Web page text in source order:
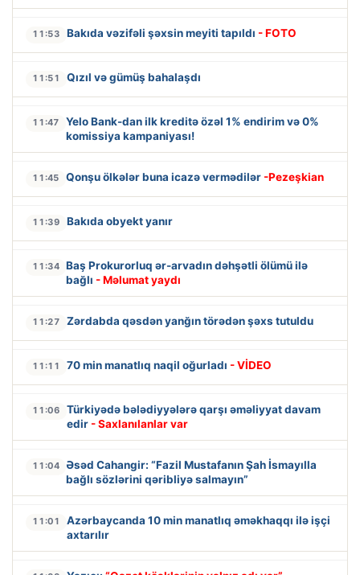
11:53 Bakıda vəzifəli şəxsin meyiti tapıldı - FOTO
11:51 Qızıl və gümüş bahalaşdı
11:47
Yelo Bank-dan ilk kreditə özəl 1% endirim və 0%
komissiya kampaniyası!
11:45 Qonşu ölkələr buna icazə vermədilər -Pezeşkian
11:39 Bakıda obyekt yanır
11:34 Baş Prokurorluq ər-arvadın dəhşətli ölümü ilə
bağlı - Məlumat yaydı
11:27 Zərdabda qəsdən yanğın törədən şəxs tutuldu
11:11 70 min manatlıq naqil oğurladı - VİDEO
11:06
Türkiyədə bələdiyyələrə qarşı əməliyyat davam
edir - Saxlanılanlar var
11:04
Əsəd Cahangir: “Fazil Mustafanın Şah İsmayılla
bağlı sözlərini qəribliyə salmayın”
11:01
Azərbaycanda 10 min manatlıq əməkhaqqı ilə işçi
axtarılır